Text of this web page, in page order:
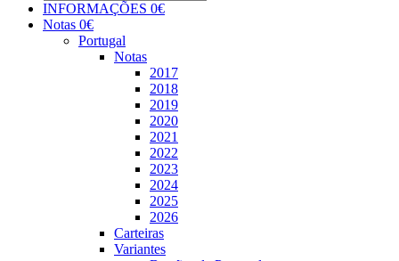
INFORMAÇÕES 0€
Notas 0€
Portugal
Notas
2017
2018
2019
2020
2021
2022
2023
2024
2025
2026
Carteiras
Variantes